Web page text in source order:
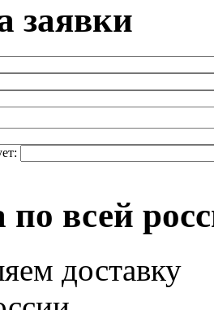
заявки
по всей
доставку